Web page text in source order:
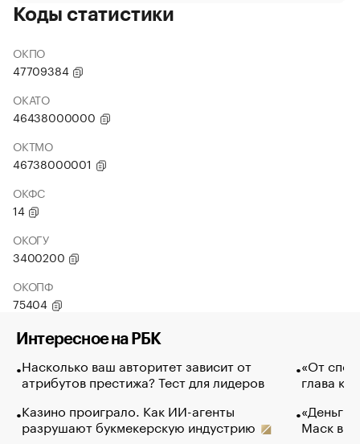
Коды статистики
ОКПО
47709384
ОКАТО
46438000000
ОКТМО
46738000001
ОКФС
14
ОКОГУ
3400200
ОКОПФ
75404
Интересное на РБК
Насколько ваш авторитет зависит от
атрибутов престижа? Тест для лидеров
Казино проиграло. Как ИИ-агенты
разрушают букмекерскую индустрию
«От
глава
«Деньги
Маск в